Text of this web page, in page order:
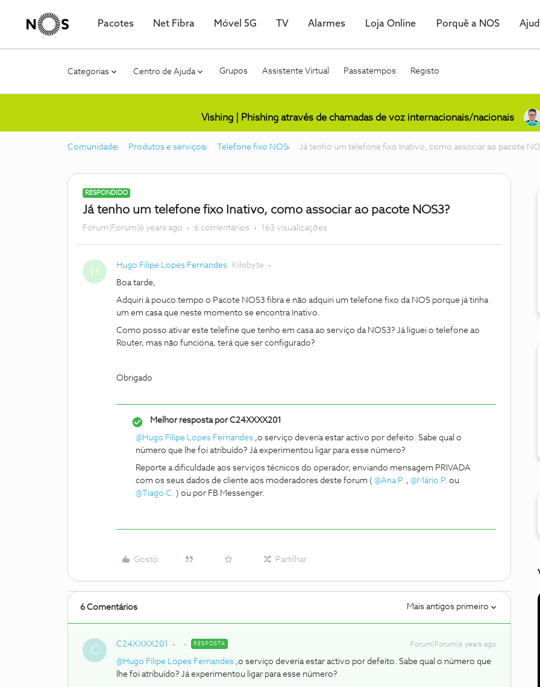
Pacotes Net Fibra Móvel 5G TV Alarmes Loja Online Porquê a NOS
Categorias Centro de Ajuda Grupos Assistente Virtual Passatempos Registo
Vishing | Phishing através de chamadas de voz internacionais/nacionais
Comunidade Produtos e serviços Telefone fixo NOS Já tenho um telefone fixo Inativo, como associar ao pacote
RESPONDIDO
Já tenho um telefone fixo Inativo, como associar ao pacote NOS3?
Forum|Forum|6 years ago 6 comentários 163 visualizações
H Hugo Filipe Lopes Fernandes Kilobyte
Boa tarde,
Adquiri à pouco tempo o Pacote NOS3 fibra e não adquiri um telefone fixo da NOS porque já tinha
um em casa que neste momento se encontra Inativo.
Como posso ativar este telefine que tenho em casa ao serviço da NOS3? Já liguei o telefone ao
Router, mas não funciona, terá que ser configurado?
Obrigado
Melhor resposta porC24XXXX201
@Hugo Filipe Lopes Fernandes ,o serviço deveria estar activo por defeito. Sabe qual o
número que lhe foi atribuído? Já experimentou ligar para esse número?
Reporte a dificuldade aos serviços técnicos do operador, enviando mensagem PRIVADA
com os seus dados de cliente aos moderadores deste forum ( @Ana P. , @Mário P. ou
@Tiago C. ) ou por FB Messenger.
Gosto Partilhar
6 Comentários Mais antigos primeiro
C C24XXXX201 RESPOSTA Forum|Forum|6 years ago
@Hugo Filipe Lopes Fernandes ,o serviço deveria estar activo por defeito. Sabe qual o número que
lhe foi atribuído? Já experimentou ligar para esse número?